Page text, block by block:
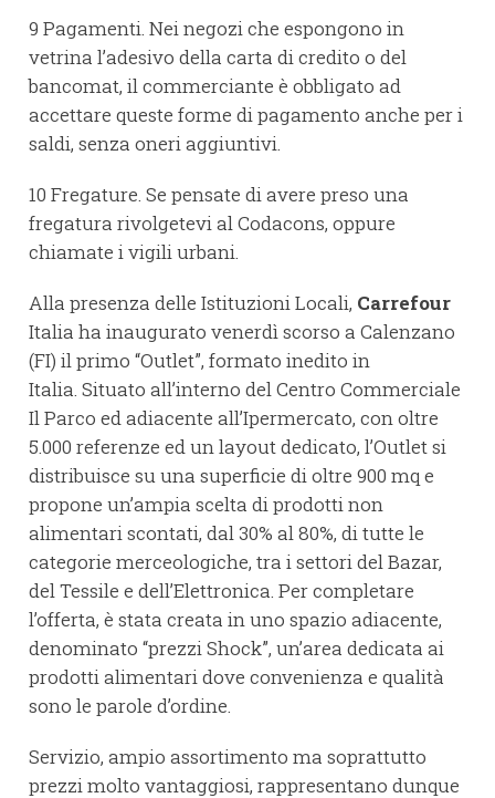
9 Pagamenti. Nei negozi che espongono in
vetrina l’adesivo della carta di credito o del
bancomat, il commerciante è obbligato ad
accettare queste forme di pagamento anche per i
saldi, senza oneri aggiuntivi.
10 Fregature. Se pensate di avere preso una
fregatura rivolgetevi al Codacons, oppure
chiamate i vigili urbani.
Alla presenza delle Istituzioni Locali, Carrefour
Italia ha inaugurato venerdì scorso a Calenzano
(FI) il primo “Outlet”, formato inedito in
Italia. Situato all’interno del Centro Commerciale
Il Parco ed adiacente all’Ipermercato, con oltre
5.000 referenze ed un layout dedicato, l’Outlet si
distribuisce su una superficie di oltre 900 mq e
propone un’ampia scelta di prodotti non
alimentari scontati, dal 30% al 80%, di tutte le
categorie merceologiche, tra i settori del Bazar,
del Tessile e dell’Elettronica. Per completare
l’offerta, è stata creata in uno spazio adiacente,
denominato “prezzi Shock”, un’area dedicata ai
prodotti alimentari dove convenienza e qualità
sono le parole d’ordine.
Servizio, ampio assortimento ma soprattutto
prezzi molto vantaggiosi, rappresentano dunque